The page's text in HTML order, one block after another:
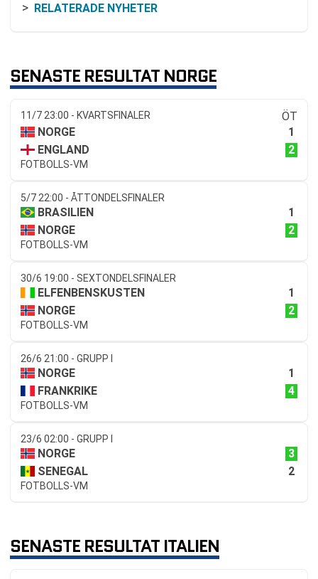
RELATERADE NYHETER
SENASTE RESULTAT NORGE
11/7 23:00 - KVARTSFINALER
ÖT
NORGE
1
ENGLAND
2
FOTBOLLS-VM
5/7 22:00 - ÅTTONDELSFINALER
BRASILIEN
1
NORGE
2
FOTBOLLS-VM
30/6 19:00 - SEXTONDELSFINALER
ELFENBENSKUSTEN
1
NORGE
2
FOTBOLLS-VM
26/6 21:00 - GRUPP I
NORGE
1
FRANKRIKE
4
FOTBOLLS-VM
23/6 02:00 - GRUPP I
NORGE
3
SENEGAL
2
FOTBOLLS-VM
SENASTE RESULTAT ITALIEN